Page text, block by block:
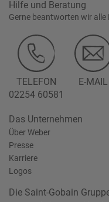
Hilfe und Beratung
Gerne beantworten wir
TELEFON
02254 60581
E-MAIL
Das Unternehmen
Über Weber
Presse
Karriere
Logos
Die Saint-Gobain